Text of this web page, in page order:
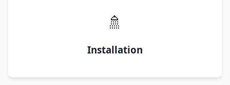
🚿
Installation